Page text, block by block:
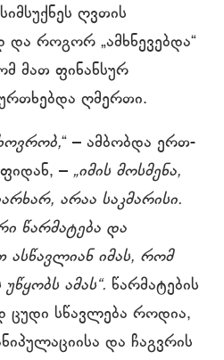
ღვთის
და როგორ „ამხნევებდა“
მათ ფინანსურ
ღმერთი.
“ – ამბობდა ერთ-
– „იმის მოსმენა,
არაა საკმარისი.
წარმატება და
იმას, რომ
ამას“. წარმატების
სწავლება როდია,
და ჩაგვრის